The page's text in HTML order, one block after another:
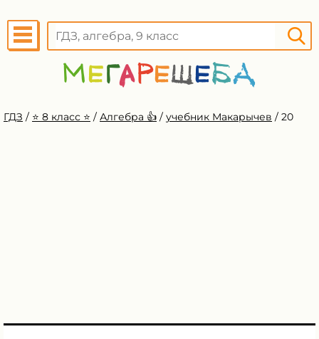
ГДЗ / ⭐️ 8 класс ⭐️ / Алгебра 👍 / учебник Макарычев / 20